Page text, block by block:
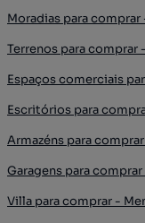
Moradias para
Terrenos para comprar
Espaços comerciais
Escritórios para
Armazéns para
Garagens para
Villa para comprar -